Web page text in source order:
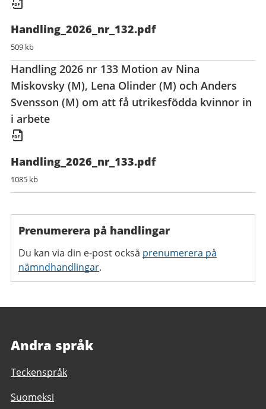
Handling_2026_nr_132.pdf
509 kb
Handling 2026 nr 133 Motion av Nina
Miskovsky (M), Lena Olinder (M) och Anders
Svensson (M) om att få utrikesfödda kvinnor in
i arbete
Handling_2026_nr_133.pdf
1085 kb
Prenumerera på handlingar
Du kan via din e-post också prenumerera på
nämndhandlingar.
Andra språk
Teckenspråk
Suomeksi